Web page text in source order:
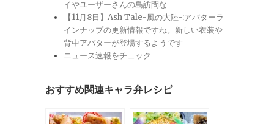
イやユーザーさんの島訪問な
【11月8日】Ash Tale-風の大陸-:アバターラ
インナップの更新情報ですね。新しい衣装や
背中アバターが登場するようです
ニュース速報をチェック
おすすめ関連キャラ弁レシピ